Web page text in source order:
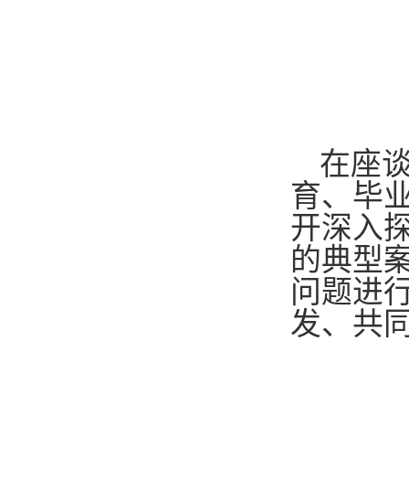
在座
育、毕
开深入
的典型
问题进
发、共